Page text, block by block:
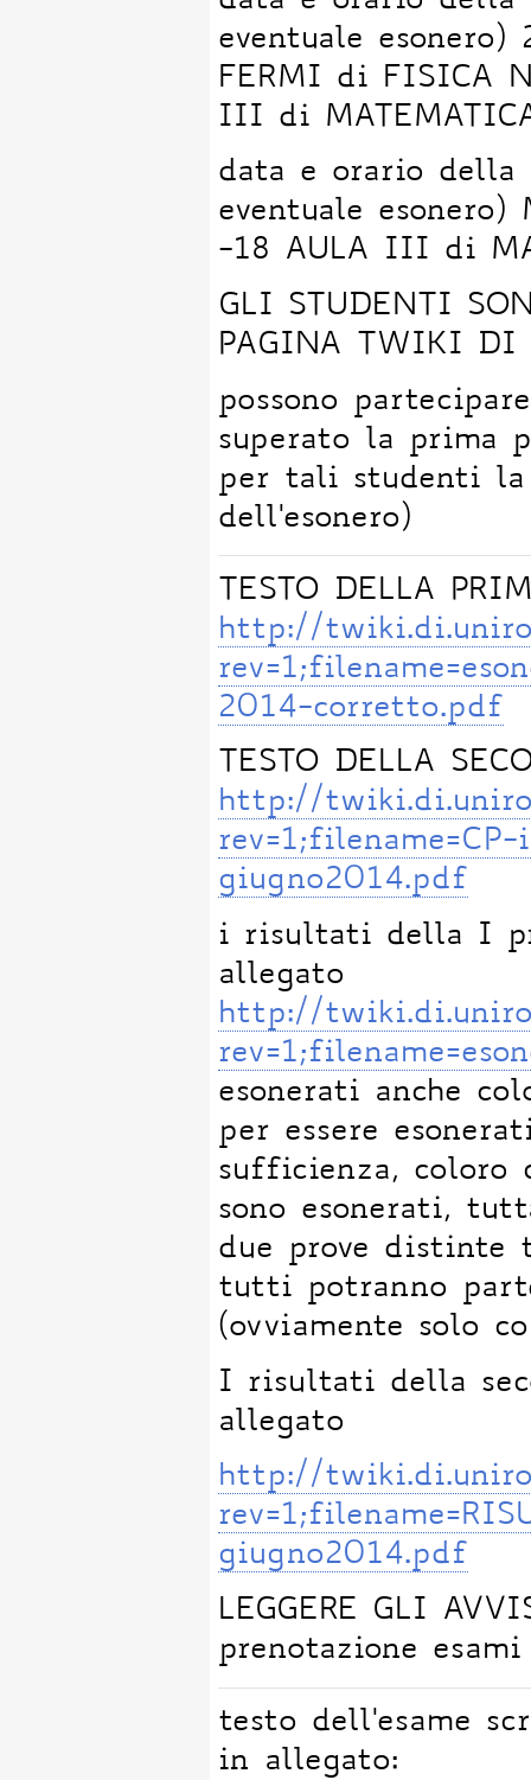
eventuale
FERMI di FISICA
III di
data e orario della
eventuale esonero)
-18 AULA III di
GLI STUDENTI
PAGINA TWIKI DI
possono
superato la prima
per tali studenti
dell'esonero)
TESTO DELLA
http://
2014-corretto.pdf
TESTO DELLA
http://
giugno2014.pdf
i risultati della I
allegato
http://
esonerati anche
per essere
sufficienza, coloro
sono esonerati,
due prove distinte
tutti potranno
(ovviamente solo
I risultati della
allegato
http://
giugno2014.pdf
LEGGERE GLI
prenotazione esami
testo dell'esame
in allegato: